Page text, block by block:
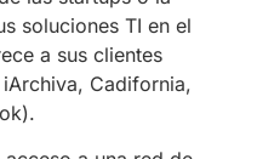
soluciones TI en el
a sus clientes
Cadifornia,